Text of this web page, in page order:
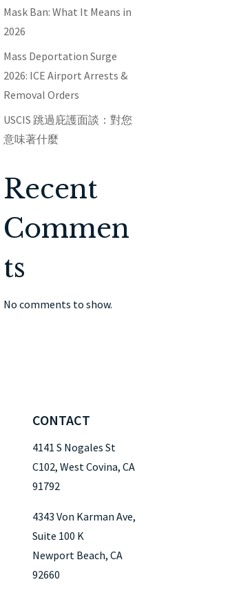
Mask Ban: What It Means in
2026
Mass Deportation Surge
2026: ICE Airport Arrests &
Removal Orders
USCIS 跳過庇護面談：對您
意味著什麼
Recent
Commen
ts
No comments to show.
CONTACT
4141 S Nogales St
C102, West Covina, CA
91792
4343 Von Karman Ave,
Suite 100 K
Newport Beach, CA
92660